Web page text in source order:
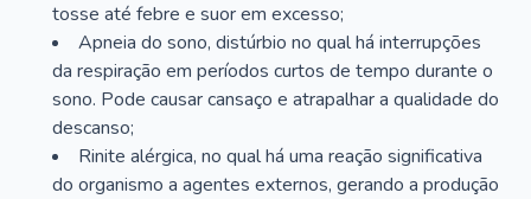
tosse até febre e suor em excesso;
Apneia do sono, distúrbio no qual há interrupções
da respiração em períodos curtos de tempo durante o
sono. Pode causar cansaço e atrapalhar a qualidade do
descanso;
Rinite alérgica, no qual há uma reação significativa
do organismo a agentes externos, gerando a produção